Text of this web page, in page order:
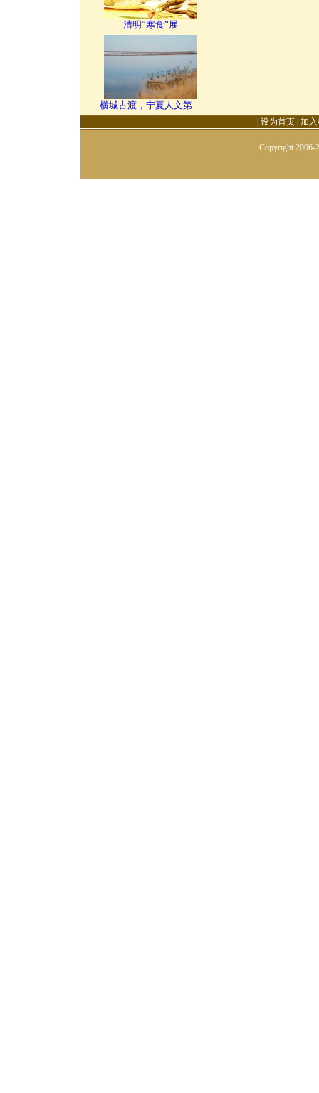
清明“寒食”展
横城古渡，宁夏人文第…
设为首页 加
Copyright